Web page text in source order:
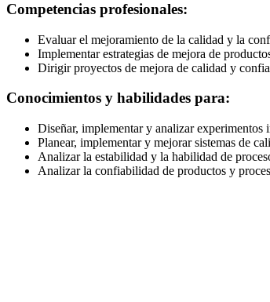
Competencias profesionales:
Evaluar el mejoramiento de la calidad y la
Implementar estrategias de mejora de
Dirigir proyectos de mejora de calidad y
Conocimientos y habilidades para:
Diseñar, implementar y analizar experimentos
Planear, implementar y mejorar sistemas de
Analizar la estabilidad y la habilidad de
Analizar la confiabilidad de productos y